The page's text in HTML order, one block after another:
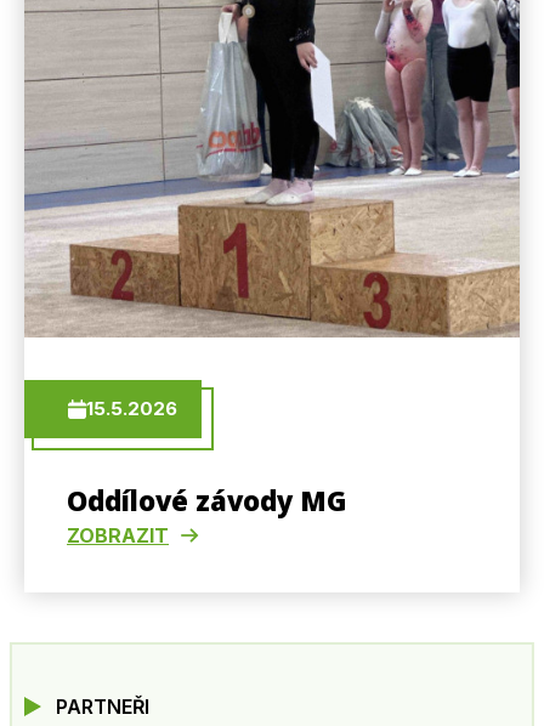
15.5.2026
Oddílové závody MG
ZOBRAZIT
PARTNEŘI